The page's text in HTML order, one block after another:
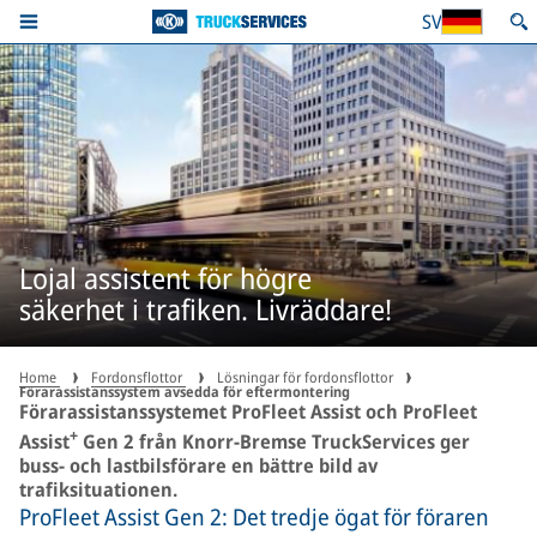
SV
Lojal assistent för högre
säkerhet i trafiken. Livräddare!
Home Fordonsflottor Lösningar för fordonsflottor
Förarassistanssystem avsedda för eftermontering
Förarassistanssystemet ProFleet Assist och ProFleet
Assist+ Gen 2 från Knorr-Bremse TruckServices ger
buss- och lastbilsförare en bättre bild av
trafiksituationen.
ProFleet Assist Gen 2: Det tredje ögat för föraren